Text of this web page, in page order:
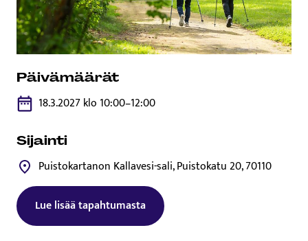
Päivämäärät
18.3.2027 klo 10:00–12:00
Sijainti
Puistokartanon Kallavesi-sali, Puistokatu 20, 70110
Lue lisää tapahtumastaTämä linkki aukeaa uuteen välilehteen